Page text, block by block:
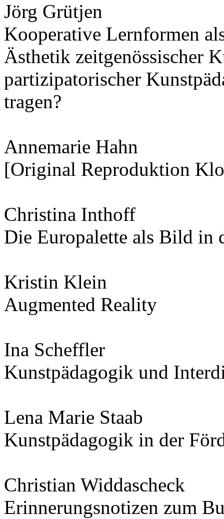
Jörg Grütjen
Kooperative Lernformen
Ästhetik zeitgenössischer
partizipatorischer
tragen?
Annemarie Hahn
[Original Reproduktion
Christina Inthoff
Die Europalette als Bild in
Kristin Klein
Augmented Reality
Ina Scheffler
Kunstpädagogik und
Lena Marie Staab
Kunstpädagogik in der
Christian Widdascheck
Erinnerungsnotizen zum